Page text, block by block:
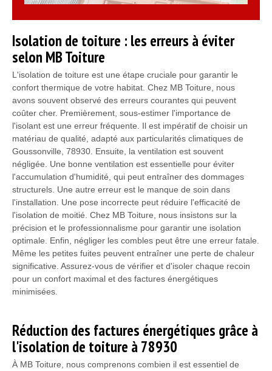
Isolation de toiture : les erreurs à éviter
selon MB Toiture
L'isolation de toiture est une étape cruciale pour garantir le
confort thermique de votre habitat. Chez MB Toiture, nous
avons souvent observé des erreurs courantes qui peuvent
coûter cher. Premièrement, sous-estimer l'importance de
l'isolant est une erreur fréquente. Il est impératif de choisir un
matériau de qualité, adapté aux particularités climatiques de
Goussonville, 78930. Ensuite, la ventilation est souvent
négligée. Une bonne ventilation est essentielle pour éviter
l'accumulation d'humidité, qui peut entraîner des dommages
structurels. Une autre erreur est le manque de soin dans
l'installation. Une pose incorrecte peut réduire l'efficacité de
l'isolation de moitié. Chez MB Toiture, nous insistons sur la
précision et le professionnalisme pour garantir une isolation
optimale. Enfin, négliger les combles peut être une erreur fatale.
Même les petites fuites peuvent entraîner une perte de chaleur
significative. Assurez-vous de vérifier et d'isoler chaque recoin
pour un confort maximal et des factures énergétiques
minimisées.
Réduction des factures énergétiques grâce à
l'isolation de toiture à 78930
À MB Toiture, nous comprenons combien il est essentiel de